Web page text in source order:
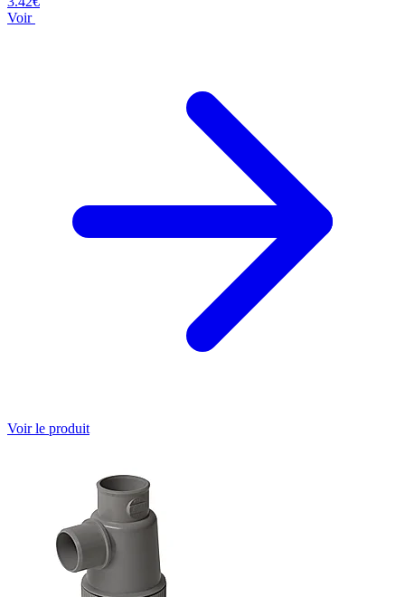
Voir
Voir le produit